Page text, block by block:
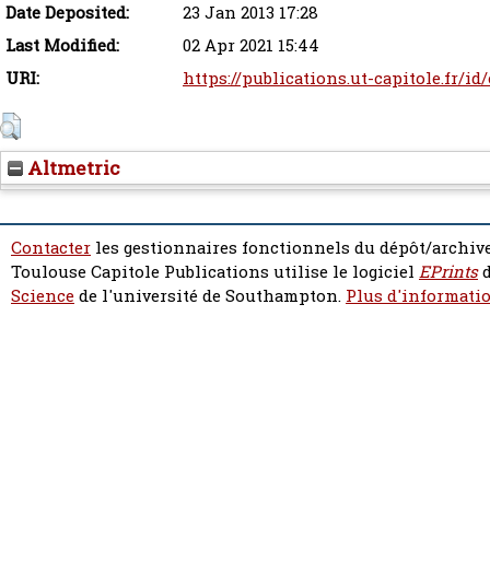
Date Deposited:
23 Jan 2013 17:28
Last Modified:
02 Apr 2021 15:44
URI:
https://publications.ut-capitole.fr/id/
Altmetric
Contacter les gestionnaires fonctionnels du dépôt/
Toulouse Capitole Publications utilise le logiciel EPrints
Sciencede l'université de Southampton. Plus